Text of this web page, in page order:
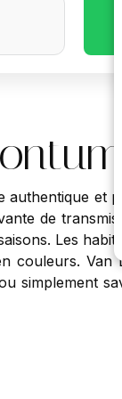
et
de
Les
couleurs.
simplement